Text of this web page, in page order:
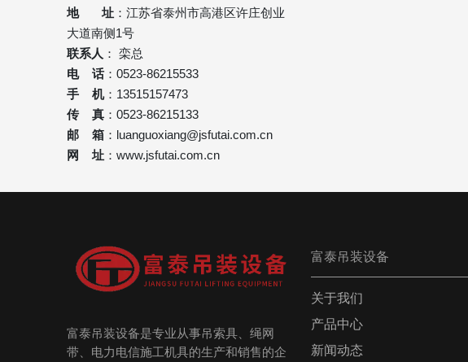
地 址 ：江苏省泰州市高港区许庄创业
大道南侧1号
联系人 ： 栾总
电 话：0523-86215533
手 机：13515157473
传 真 ：0523-86215133
邮 箱 ： luanguoxiang@jsfutai.com.cn
网 址 ： www.jsfutai.com.cn
富泰吊装设备是专业从事吊索具、绳网
带、电力电信施工机具的生产和销售的企
富泰吊装设备
关于我们
产品中心
新闻动态